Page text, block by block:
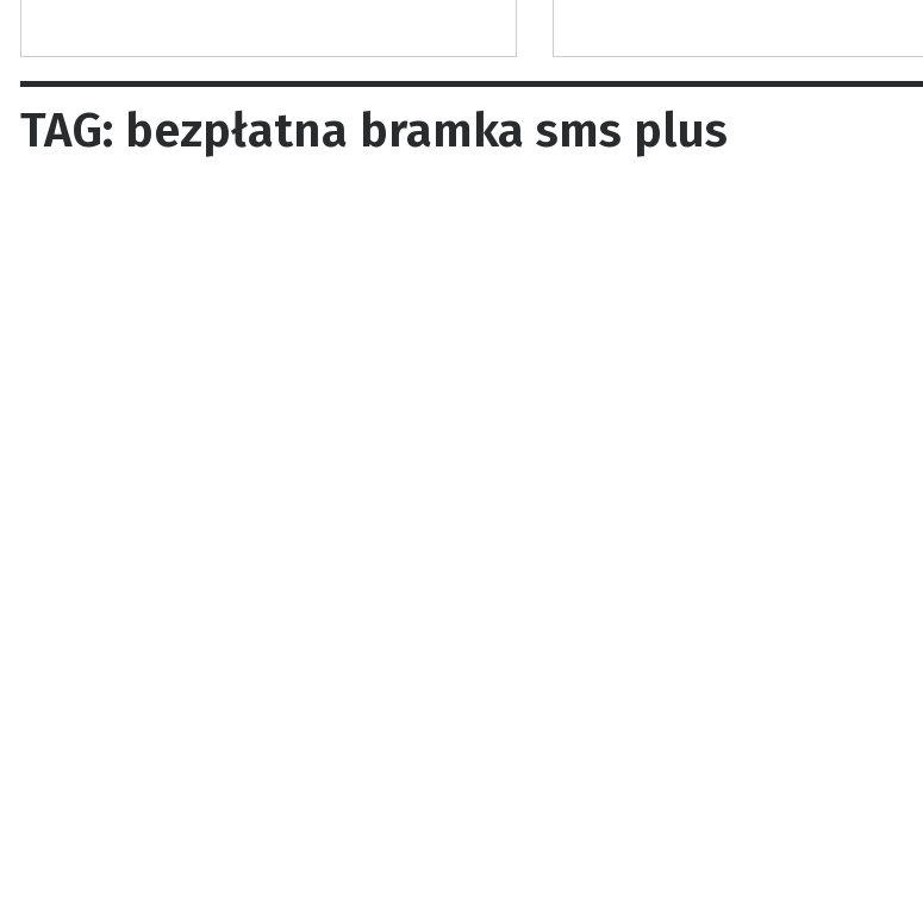
TAG: bezpłatna bramka sms plus